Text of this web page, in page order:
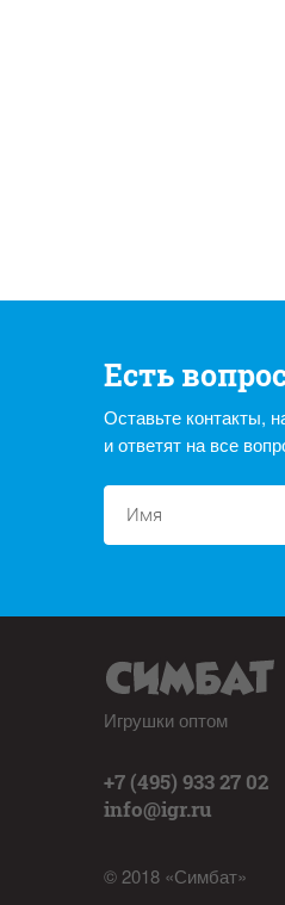
Есть
Оставьте контакты,
и ответят на все
Игрушки оптом
+7 (495) 933 27 02
info@igr.ru
© 2018 «Симбат»